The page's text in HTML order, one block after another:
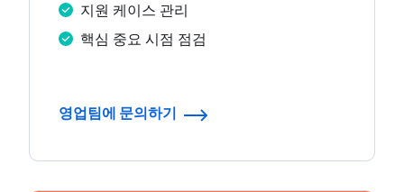
지원 케이스 관리
핵심 중요 시점 점검
영업팀에 문의하기